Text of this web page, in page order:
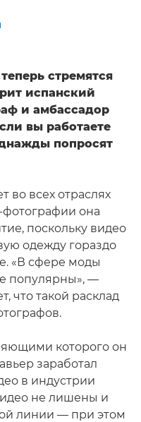
стремятся
испанский
и амбассадор
вы работаете
попросят
во всех отраслях
она
поскольку видео
одежду гораздо
«В сфере моды
популярны», —
что такой расклад
которого он
заработал
в индустрии
не лишены и
линии — при этом